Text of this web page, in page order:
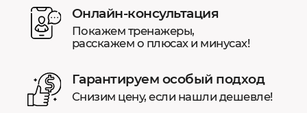
Онлайн-консультация
Покажем тренажеры,
расскажем о плюсах и минусах!
Гарантируем особый подход
Снизим цену, если нашли дешевле!